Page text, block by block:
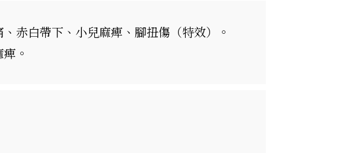
赤白帶下、小兒麻痺、腳扭傷（特效）。
。